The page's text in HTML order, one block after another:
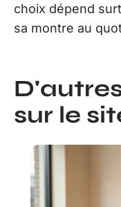
choix dépend
sa montre au
sur le